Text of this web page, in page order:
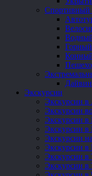
Спортивный
Экскурсии
Экскурсии в
Экскурсии
Экскурсии в
Экскурсии в
Экскурсии
Экскурсии
Экскурсии в
Экскурсии